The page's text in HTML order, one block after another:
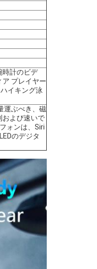
時計のビデ
プレイヤー
イキング泳
運ぶべき、磁
および速いで
ォンは、Siri
のデジタ